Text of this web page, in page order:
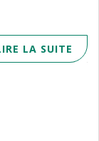
LA SUITE